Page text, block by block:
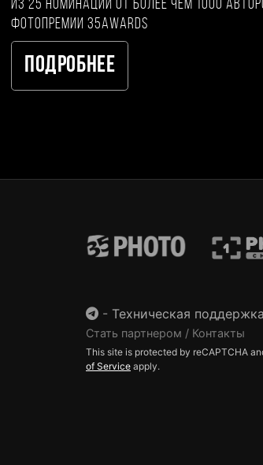
из 25 номинаций от более чем 1000
фотопремии 35AWARDS
Подробнее
- Техническая
Стать партнером / Контакты
This site is protected by reCAPTCHA
of Service apply.